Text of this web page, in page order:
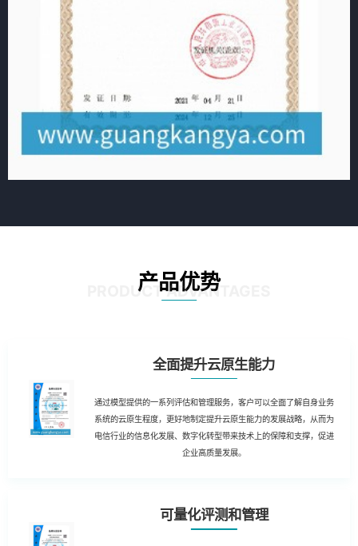
产品优势
PRODUCT ADVANTAGES
全面提升云原生能力
通过模型提供的一系列评估和管理服务，客户可以全面了解自身业务
系统的云原生程度，更好地制定提升云原生能力的发展战略，从而为
电信行业的信息化发展、数字化转型带来技术上的保障和支撑，促进
企业高质量发展。
可量化评测和管理